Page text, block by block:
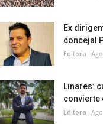
Ex
concejal
Editora
Linares:
convierte
Editora